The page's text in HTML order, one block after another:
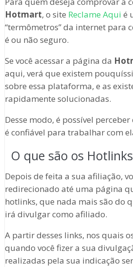
Hotmart, o site Reclame Aqui é
“termômetros” da internet para
é ou não seguro.
Se você acessar a página da
aqui, verá que existem
sobre essa plataforma, e as
rapidamente solucionadas.
Desse modo, é possível
é confiável para trabalhar com
O que são os
Depois de feita a sua afiliação,
redirecionado até uma página
hotlinks, que nada mais são do
irá divulgar como afiliado.
A partir desses links, nos quais
quando você fizer a sua
realizadas pela sua indicação